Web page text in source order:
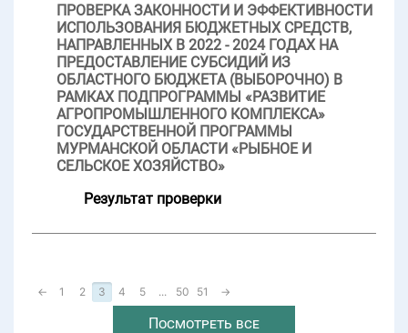
ПРОВЕРКА ЗАКОННОСТИ И ЭФФЕКТИВНОСТИ
ИСПОЛЬЗОВАНИЯ БЮДЖЕТНЫХ СРЕДСТВ,
НАПРАВЛЕННЫХ В 2022 - 2024 ГОДАХ НА
ПРЕДОСТАВЛЕНИЕ СУБСИДИЙ ИЗ
ОБЛАСТНОГО БЮДЖЕТА (ВЫБОРОЧНО) В
РАМКАХ ПОДПРОГРАММЫ «РАЗВИТИЕ
АГРОПРОМЫШЛЕННОГО КОМПЛЕКСА»
ГОСУДАРСТВЕННОЙ ПРОГРАММЫ
МУРМАНСКОЙ ОБЛАСТИ «РЫБНОЕ И
СЕЛЬСКОЕ ХОЗЯЙСТВО»
Результат проверки
← 1 2 3 4 5 ... 50 51 →
Посмотреть все